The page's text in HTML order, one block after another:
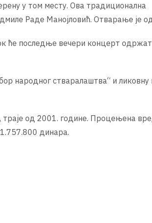
у том месту. Ова традиционална
Раде Манојловић. Отварање је
ће последње вечери концерт
народног стваралаштва“ и ликовну
траје од 2001. године. Процењена
динара.